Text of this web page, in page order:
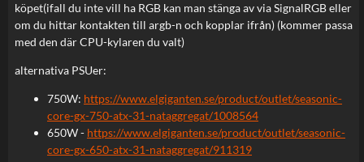
köpet(ifall du inte vill ha RGB kan man stänga av via SignalRGB eller
om du hittar kontakten till argb-n och kopplar ifrån) (kommer passa
med den där CPU-kylaren du valt)
alternativa PSUer:
750W: https://www.elgiganten.se/product/outlet/seasonic-
core-gx-750-atx-31-nataggregat/1008564
650W - https://www.elgiganten.se/product/outlet/seasonic-
core-gx-650-atx-31-nataggregat/911319